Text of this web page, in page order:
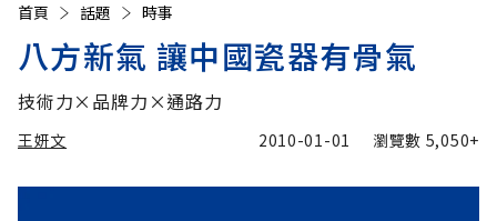
首頁 話題 時事
八方新氣 讓中國瓷器有骨氣
技術力×品牌力×通路力
王妍文 2010-01-01 瀏覽數 5,050+